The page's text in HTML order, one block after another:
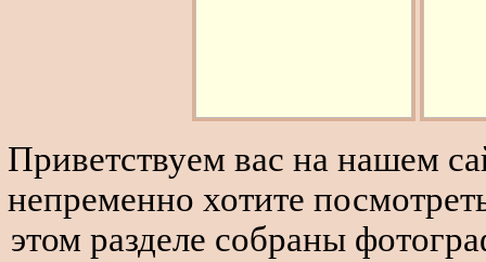
Приветствуем вас на нашем
непременно хотите
этом разделе собраны